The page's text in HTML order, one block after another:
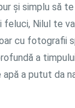
și simplu să
feluci, Nilul te
cu fotografii
a
a putut da